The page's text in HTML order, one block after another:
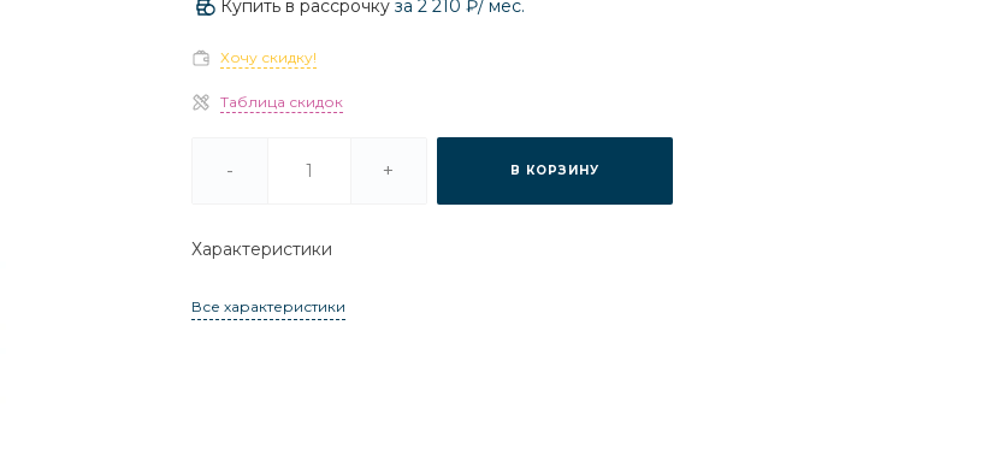
Купить в рассрочку за 2 210 ₽/ мес.
Хочу скидку!
Таблица скидок
- + В КОРЗИНУ
Характеристики
Все характеристики